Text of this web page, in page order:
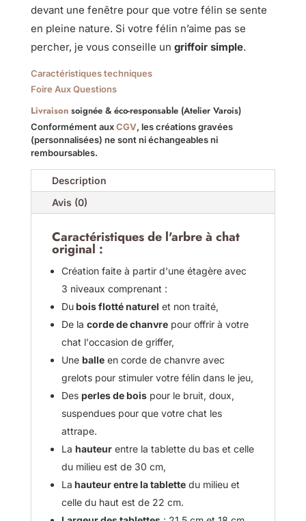
devant une fenêtre pour que votre félin se sente
en pleine nature. Si votre félin n’aime pas se
percher, je vous conseille un griffoir simple.
Caractéristiques techniques
Foire Aux Questions
Livraisonsoignée & éco-responsable (Atelier Varois)
Conformément auxCGV, les créations gravées
(personnalisées) ne sont ni échangeables ni
remboursables.
Description
Avis (0)
Caractéristiques de l'arbre à chat
original :
Création faite à partir d'une étagère avec
3 niveaux comprenant :
Dubois flotté naturel et non traité,
De la corde de chanvrepour offrir à votre
chat l'occasion de griffer,
Une balleen corde de chanvre avec
grelots pour stimuler votre félin dans le jeu,
Des perles de boispour le bruit, doux,
suspendues pour que votre chat les
attrape.
La hauteurentre la tablette du bas et celle
du milieu est de 30 cm,
La hauteur entre la tablettedu milieu et
celle du haut est de 22 cm.